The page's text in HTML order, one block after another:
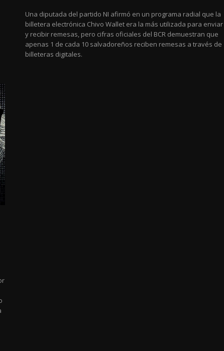
Una diputada del partido NI afirmó en un programa radial que la
billetera electrónica Chivo Wallet era la más utilizada para enviar
y recibir remesas, pero cifras oficiales del BCR demuestran que
apenas 1 de cada 10 salvadoreños reciben remesas a través de
billeteras digitales.